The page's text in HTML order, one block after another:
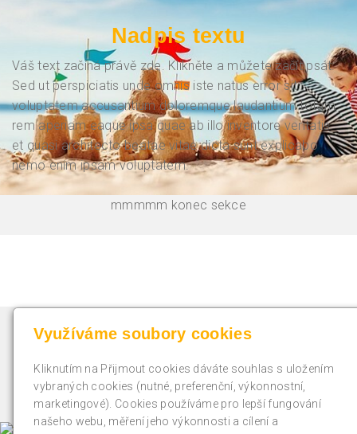
Nadpis textu
Váš text začíná právě zde. Klikněte a můžete začít psát.
Sed ut perspiciatis unde omnis iste natus error sit
voluptatem accusantium doloremque laudantium totam
rem aperiam eaque ipsa quae ab illo inventore veritatis
et quasi architecto beatae vitae dicta sunt explicabo
nemo enim ipsam voluptatem.
mmmmm konec sekce
Oblíbené odkazy
Majda-shop.cz
Využíváme soubory cookies
Kliknutím na Přijmout cookies dáváte souhlas s uložením
vybraných cookies (nutné, preferenční, výkonnostní,
marketingové). Cookies používáme pro lepší fungování
našeho webu, měření jeho výkonnosti a cílení a